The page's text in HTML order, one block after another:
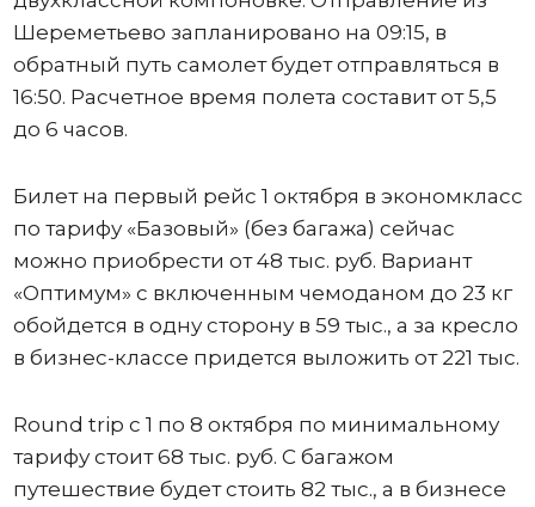
Шереметьево запланировано на 09:15, в
обратный путь самолет будет отправляться в
16:50. Расчетное время полета составит от 5,5
до 6 часов.
Билет на первый рейс 1 октября в экономкласс
по тарифу «Базовый» (без багажа) сейчас
можно приобрести от 48 тыс. руб. Вариант
«Оптимум» с включенным чемоданом до 23 кг
обойдется в одну сторону в 59 тыс., а за кресло
в бизнес-классе придется выложить от 221 тыс.
Round trip с 1 по 8 октября по минимальному
тарифу стоит 68 тыс. руб. С багажом
путешествие будет стоить 82 тыс., а в бизнесе